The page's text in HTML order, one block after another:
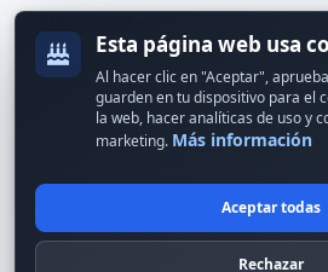
Recibe ofertas exclusivas y
© 2024 Erson Tecnología. Todos los
Esta página web usa
Al hacer clic en "Aceptar",
guarden en tu dispositivo para el
la web, hacer analíticas de uso y
marketing. Más información
Aceptar todas
Rechazar